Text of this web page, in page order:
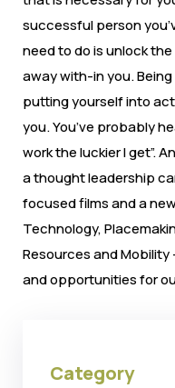
successful person
need to do is unlock
away with-in you.
putting yourself into
you. You’ve probably
work the luckier I get”.
a thought leadership
focused films and a
Technology,
Resources and
and opportunities for
Category